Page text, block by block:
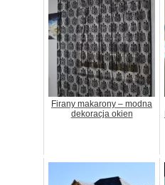
Firany makarony – modna
dekoracja okien